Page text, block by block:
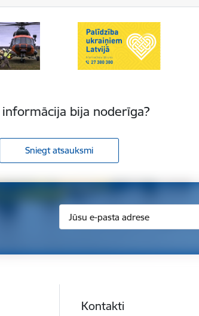
informācija bija noderīga?
Sniegt atsauksmi
Kontakti